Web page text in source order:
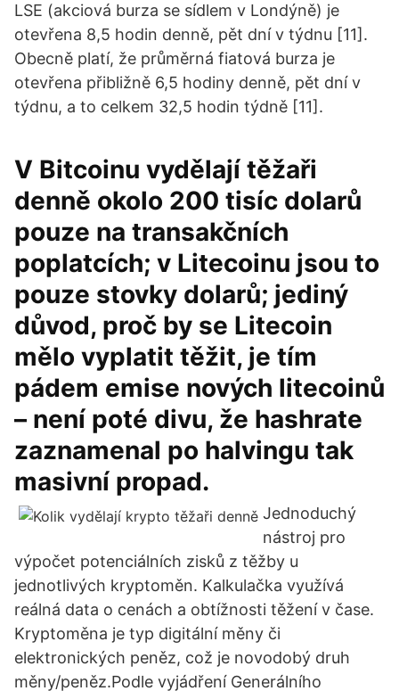
LSE (akciová burza se sídlem v Londýně) je
otevřena 8,5 hodin denně, pět dní v týdnu [11].
Obecně platí, že průměrná fiatová burza je
otevřena přibližně 6,5 hodiny denně, pět dní v
týdnu, a to celkem 32,5 hodin týdně [11].
V Bitcoinu vydělají těžaři
denně okolo 200 tisíc dolarů
pouze na transakčních
poplatcích; v Litecoinu jsou to
pouze stovky dolarů; jediný
důvod, proč by se Litecoin
mělo vyplatit těžit, je tím
pádem emise nových litecoinů
– není poté divu, že hashrate
zaznamenal po halvingu tak
masivní propad.
Jednoduchý
nástroj pro
výpočet potenciálních zisků z těžby u
jednotlivých kryptoměn. Kalkulačka využívá
reálná data o cenách a obtížnosti těžení v čase.
Kryptoměna je typ digitální měny či
elektronických peněz, což je novodobý druh
měny/peněz.Podle vyjádření Generálního